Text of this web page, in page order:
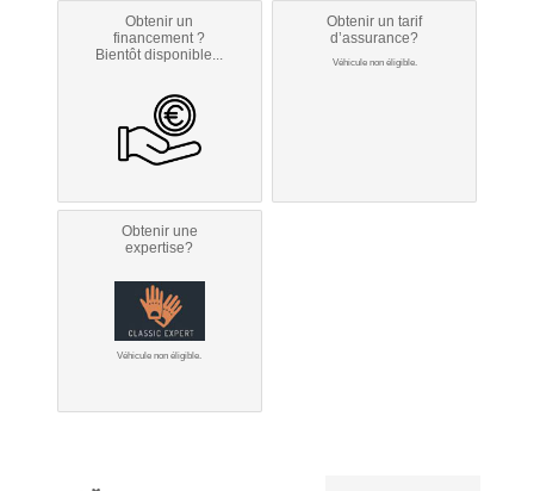
Obtenir un
financement ?
Bientôt disponible...
Obtenir un tarif
d’assurance?
Véhicule non éligible.
Obtenir une
expertise?
Véhicule non éligible.